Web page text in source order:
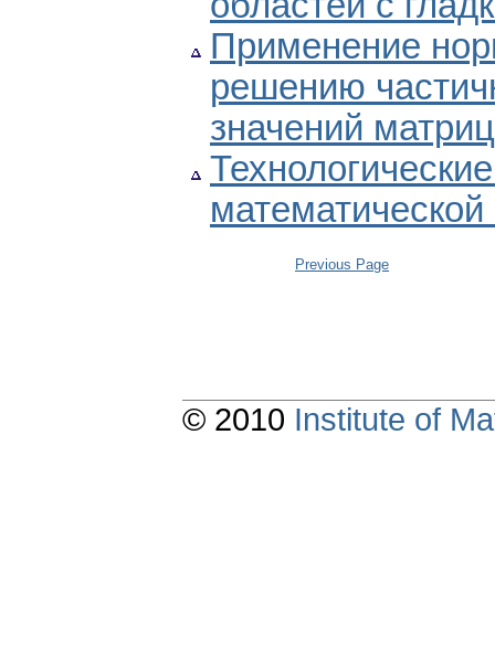
Применение
решению
значений
Previous Page
© 2010 Institute of